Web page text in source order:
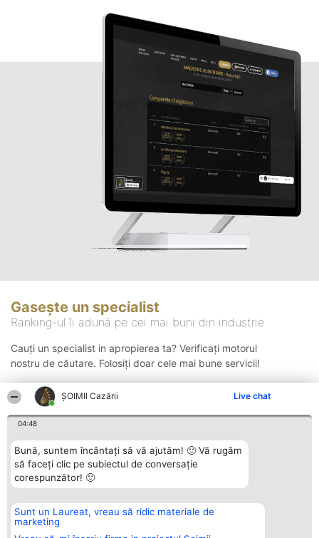
ȘOIMII Cazării Live chat
04:48
Bună, suntem încântați să vă ajutăm! 🙂 Vă rugăm
să faceți clic pe subiectul de conversație
corespunzător! 🙂
Sunt un Laureat, vreau să ridic materiale de
marketing
Gasește un specialist
Ranking-ul îi adună pe cei mai buni din industrie
Cauți un specialist in apropierea ta? Verificați motorul
nostru de căutare. Folosiți doar cele mai bune servicii!
Organizator Ranking
BRIGHT SOLUTIONS BR SRL
Aleea Timisul De Sus 2 Bl. A30
Plebiscyt
Lista Tuturor
Contact